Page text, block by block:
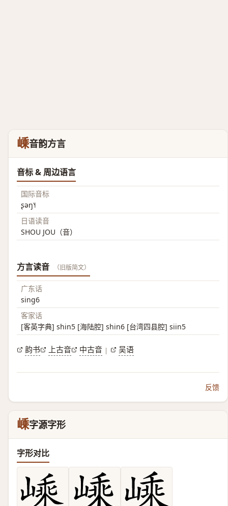
嵊音韵方言
音标 & 周边语言
国际音标
ʂəŋ˥˧
日语读音
SHOU JOU（音）
方言读音 （旧版简文）
广东话
sing6
客家话
[客英字典] shin5 [海陆腔] shin6 [台湾四县腔] siin5
韵书 上古音 中古音 | 吴语
反馈
嵊字源字形
字形对比